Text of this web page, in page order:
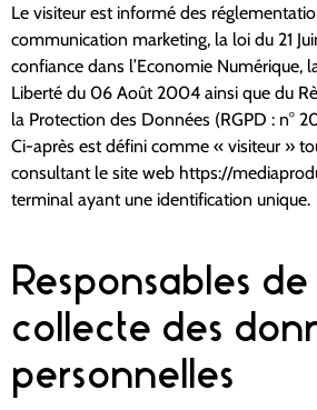
Le visiteur est informé des
communication marketing, la loi du 21
confiance dans l’Economie Numérique,
Liberté du 06 Août 2004 ainsi que du
la Protection des Données (RGPD : n°
Ci-après est défini comme « visiteur »
consultant le site web https://
terminal ayant une identification unique.
Responsables
collecte des
personnelles